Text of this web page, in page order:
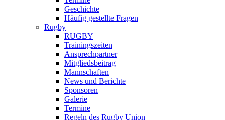
Geschichte
Häufig gestellte Fragen
Rugby
RUGBY
Trainingszeiten
Ansprechpartner
Mitgliedsbeitrag
Mannschaften
News und Berichte
Sponsoren
Galerie
Termine
Regeln des Rugby Union